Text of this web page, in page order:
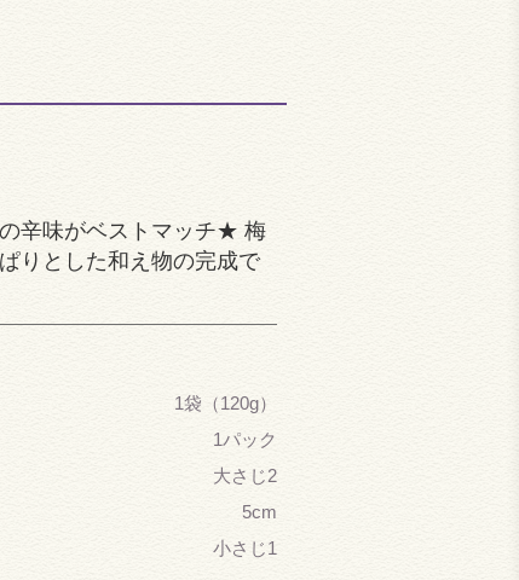
辛味がベストマッチ★ 梅
りとした和え物の完成で
1袋（120g）
1パック
大さじ2
5cm
小さじ1